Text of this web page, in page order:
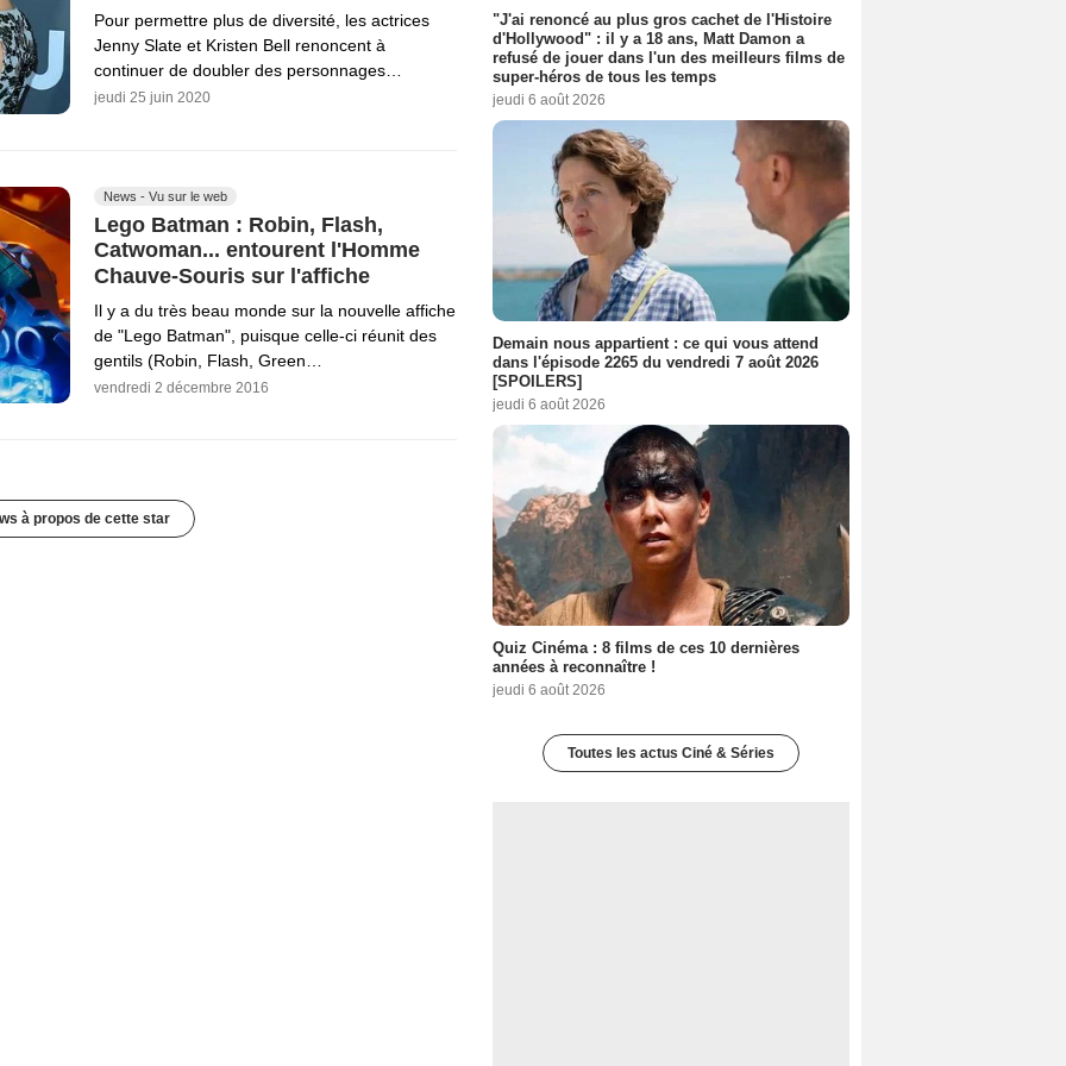
Pour permettre plus de diversité, les actrices
Jenny Slate et Kristen Bell renoncent à
continuer de doubler des personnages…
jeudi 25 juin 2020
News - Vu sur le web
Lego Batman : Robin, Flash,
Catwoman... entourent l'Homme
Chauve-Souris sur l'affiche
Il y a du très beau monde sur la nouvelle affiche
de "Lego Batman", puisque celle-ci réunit des
gentils (Robin, Flash, Green…
vendredi 2 décembre 2016
à propos de cette star
"J'ai renoncé au plus gros cachet de l'Histoire
d'Hollywood" : il y a 18 ans, Matt Damon a
refusé de jouer dans l'un des meilleurs films de
super-héros de tous les temps
jeudi 6 août 2026
Demain nous appartient : ce qui vous attend
dans l'épisode 2265 du vendredi 7 août 2026
[SPOILERS]
jeudi 6 août 2026
Quiz Cinéma : 8 films de ces 10 dernières
années à reconnaître !
jeudi 6 août 2026
Toutes les actus Ciné & Séries